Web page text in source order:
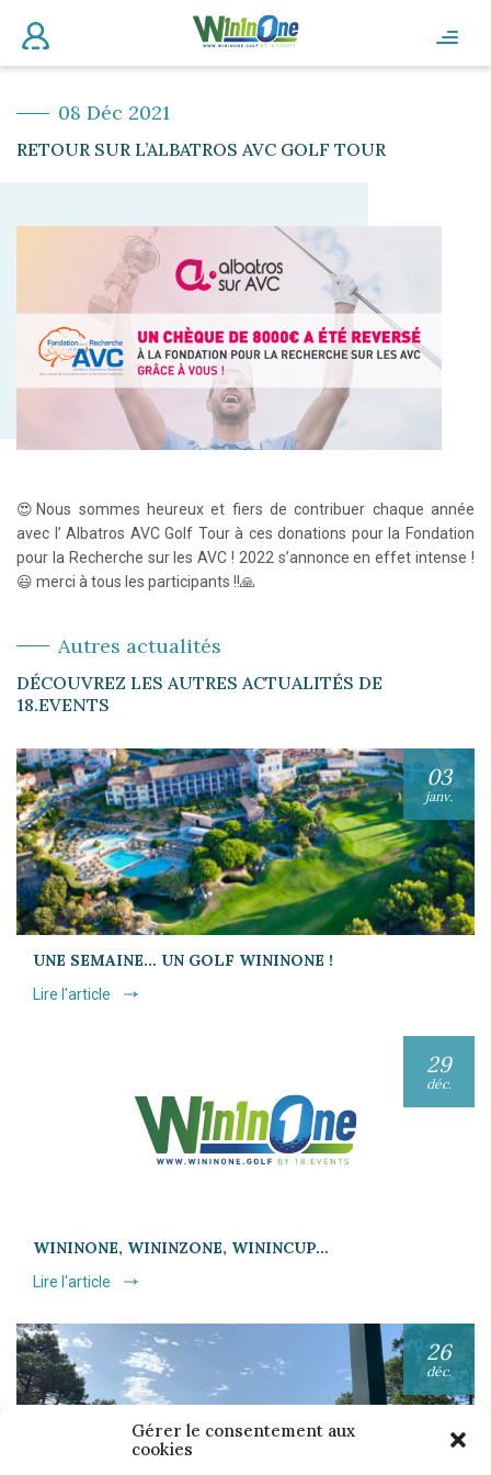
Gérer le consentement aux
cookies
08 Déc 2021
RETOUR SUR L’ALBATROS AVC GOLF TOUR
😍Nous sommes heureux et fiers de contribuer chaque année
avec l’ Albatros AVC Golf Tour à ces donations pour la Fondation
pour la Recherche sur les AVC ! 2022 s’annonce en effet intense !
😃 merci à tous les participants !!🙏
Autres actualités
DÉCOUVREZ LES AUTRES ACTUALITÉS DE
18.EVENTS
03
janv.
UNE SEMAINE… UN GOLF WININONE !
Lire l'article
29
déc.
WININONE, WININZONE, WININCUP…
Lire l'article
26
déc.